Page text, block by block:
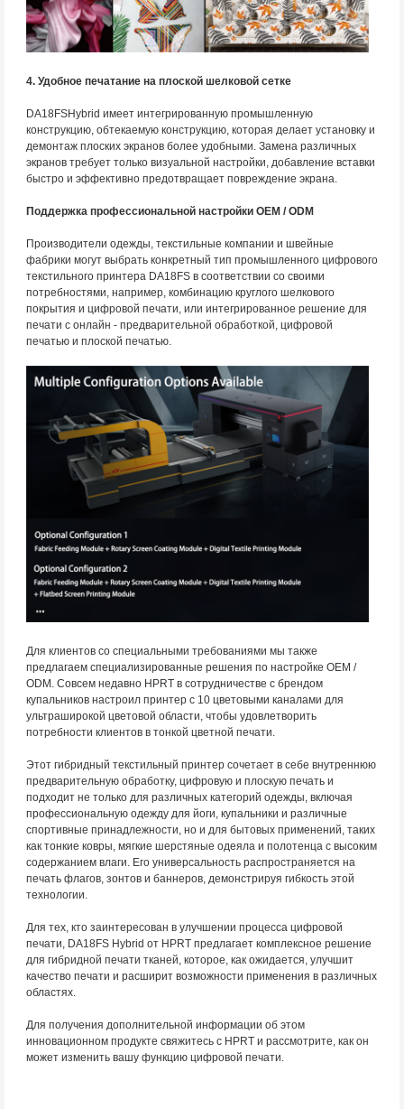
4. Удобное печатание на плоской шелковой сетке
DA18FSHybrid имеет интегрированную промышленную
конструкцию, обтекаемую конструкцию, которая делает установку и
демонтаж плоских экранов более удобными. Замена различных
экранов требует только визуальной настройки, добавление вставки
быстро и эффективно предотвращает повреждение экрана.
Поддержка профессиональной настройки OEM / ODM
Производители одежды, текстильные компании и швейные
фабрики могут выбрать конкретный тип промышленного цифрового
текстильного принтера DA18FS в соответствии со своими
потребностями, например, комбинацию круглого шелкового
покрытия и цифровой печати, или интегрированное решение для
печати с онлайн - предварительной обработкой, цифровой
печатью и плоской печатью.
Для клиентов со специальными требованиями мы также
предлагаем специализированные решения по настройке OEM /
ODM. Совсем недавно HPRT в сотрудничестве с брендом
купальников настроил принтер с 10 цветовыми каналами для
ультраширокой цветовой области, чтобы удовлетворить
потребности клиентов в тонкой цветной печати.
Этот гибридный текстильный принтер сочетает в себе внутреннюю
предварительную обработку, цифровую и плоскую печать и
подходит не только для различных категорий одежды, включая
профессиональную одежду для йоги, купальники и различные
спортивные принадлежности, но и для бытовых применений, таких
как тонкие ковры, мягкие шерстяные одеяла и полотенца с высоким
содержанием влаги. Его универсальность распространяется на
печать флагов, зонтов и баннеров, демонстрируя гибкость этой
технологии.
Для тех, кто заинтересован в улучшении процесса цифровой
печати, DA18FS Hybrid от HPRT предлагает комплексное решение
для гибридной печати тканей, которое, как ожидается, улучшит
качество печати и расширит возможности применения в различных
областях.
Для получения дополнительной информации об этом
инновационном продукте свяжитесь с HPRT и рассмотрите, как он
может изменить вашу функцию цифровой печати.